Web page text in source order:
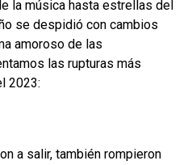
la música hasta estrellas del
se despidió con cambios
amoroso de las
las rupturas más
2023:
a salir, también rompieron